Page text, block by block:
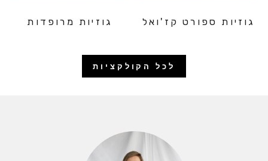
גוזיות מרופדות גוזיות ספורט קז'ואל
לכל הקולקציות